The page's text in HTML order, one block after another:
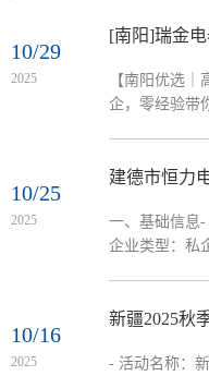
10/29
2025
[南阳]瑞金
【南阳优选
企，零经验带
4500-5500底
手- 发展前景
报💫 我们期待
10/25
2025
建德市恒力
一、基础信息
企业类型：私
19012885993
规模400-500
10/16
2025
新疆2025秋
- 活动名称：